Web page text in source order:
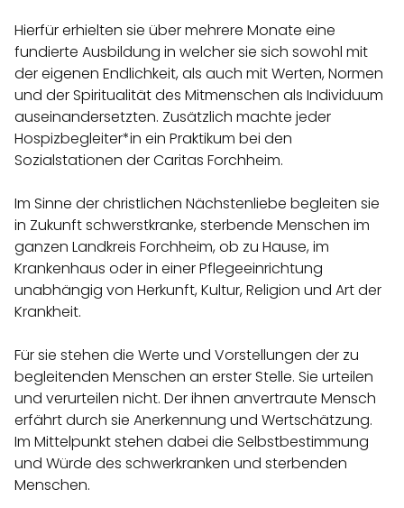
Hierfür erhielten sie über mehrere Monate eine
fundierte Ausbildung in welcher sie sich sowohl mit
der eigenen Endlichkeit, als auch mit Werten, Normen
und der Spiritualität des Mitmenschen als Individuum
auseinandersetzten. Zusätzlich machte jeder
Hospizbegleiter*in ein Praktikum bei den
Sozialstationen der Caritas Forchheim.
Im Sinne der christlichen Nächstenliebe begleiten sie
in Zukunft schwerstkranke, sterbende Menschen im
ganzen Landkreis Forchheim, ob zu Hause, im
Krankenhaus oder in einer Pflegeeinrichtung
unabhängig von Herkunft, Kultur, Religion und Art der
Krankheit.
Für sie stehen die Werte und Vorstellungen der zu
begleitenden Menschen an erster Stelle. Sie urteilen
und verurteilen nicht. Der ihnen anvertraute Mensch
erfährt durch sie Anerkennung und Wertschätzung.
Im Mittelpunkt stehen dabei die Selbstbestimmung
und Würde des schwerkranken und sterbenden
Menschen.